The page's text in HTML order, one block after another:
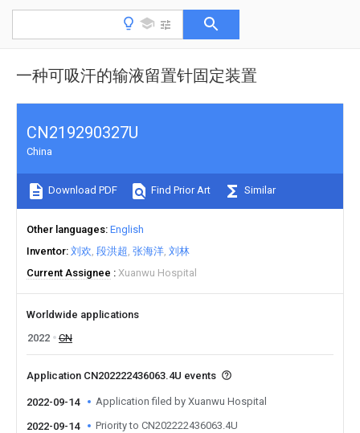
一种可吸汗的输液留置针固定装置
CN219290327U
China
Download PDF Find Prior Art Similar
Other languages English
Inventor 刘欢 段洪超 张海洋 刘林
Current Assignee
Xuanwu Hospital
Worldwide applications
2022
CN
Application CN202222436063.4U events
2022-09-14 Application filed by Xuanwu Hospital
2022-09-14 Priority to CN202222436063.4U